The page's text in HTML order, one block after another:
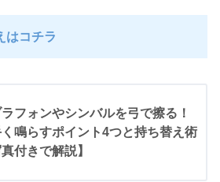
はコチラ
ラフォンやシンバルを弓で擦る！
く鳴らすポイント4つと持ち替え術
真付きで解説】